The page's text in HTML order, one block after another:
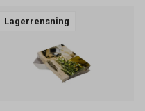
Lagerrensning